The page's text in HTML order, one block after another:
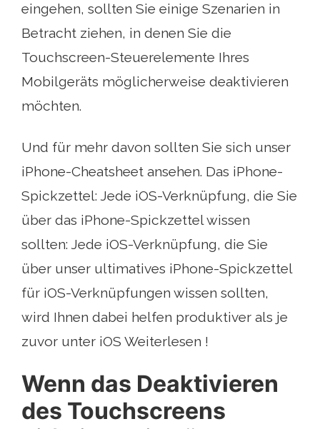
eingehen, sollten Sie einige Szenarien in
Betracht ziehen, in denen Sie die
Touchscreen-Steuerelemente Ihres
Mobilgeräts möglicherweise deaktivieren
möchten.
Und für mehr davon sollten Sie sich unser
iPhone-Cheatsheet ansehen. Das iPhone-
Spickzettel: Jede iOS-Verknüpfung, die Sie
über das iPhone-Spickzettel wissen
sollten: Jede iOS-Verknüpfung, die Sie
über unser ultimatives iPhone-Spickzettel
für iOS-Verknüpfungen wissen sollten,
wird Ihnen dabei helfen produktiver als je
zuvor unter iOS Weiterlesen !
Wenn das Deaktivieren
des Touchscreens